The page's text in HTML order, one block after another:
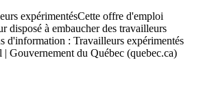
expérimentésCette offre d'emploi
disposé à embaucher des travailleurs
d'information : Travailleurs expérimentés
| Gouvernement du Québec (quebec.ca)